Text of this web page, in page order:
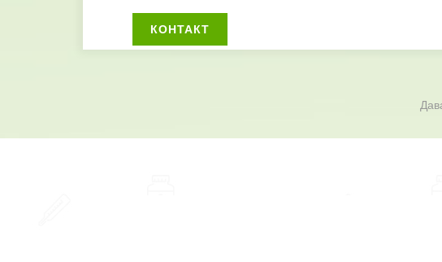
КОНТАКТ